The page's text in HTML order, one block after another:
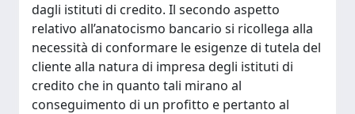
dagli istituti di credito. Il secondo aspetto
relativo all’anatocismo bancario si ricollega alla
necessità di conformare le esigenze di tutela del
cliente alla natura di impresa degli istituti di
credito che in quanto tali mirano al
conseguimento di un profitto e pertanto al